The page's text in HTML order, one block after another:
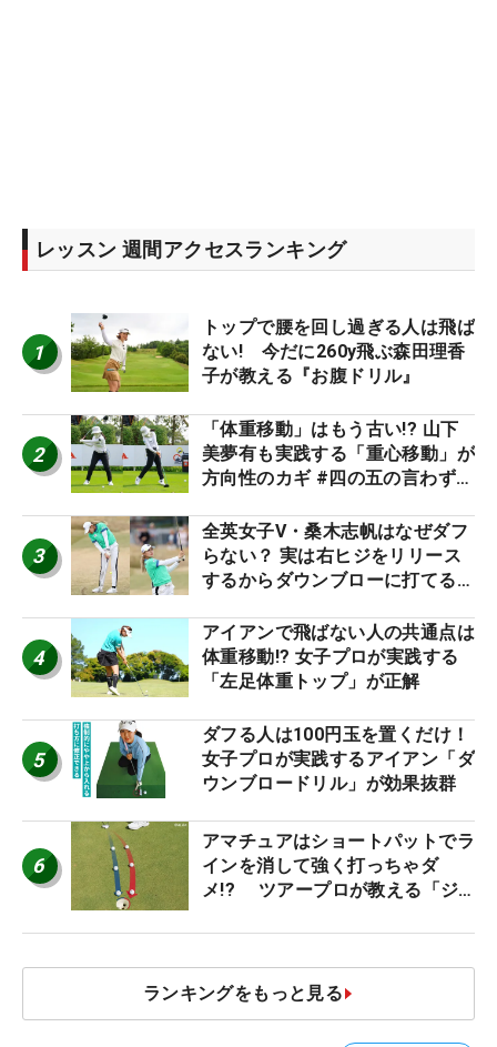
レッスン 週間アクセスランキング
1
トップで腰を回し過ぎる人は飛ば
ない! 今だに260y飛ぶ森田理香
子が教える『お腹ドリル』
2
「体重移動」はもう古い!? 山下
美夢有も実践する「重心移動」が
方向性のカギ #四の五の言わず振
3
全英女子V・桑木志帆はなぜダフ
らない？ 実は右ヒジをリリース
するからダウンブローに打てる #
4
アイアンで飛ばない人の共通点は
体重移動!? 女子プロが実践する
「左足体重トップ」が正解
5
ダフる人は100円玉を置くだけ！
女子プロが実践するアイアン「ダ
ウンブロードリル」が効果抜群
6
アマチュアはショートパットでラ
インを消して強く打っちゃダ
メ!? ツアープロが教える「ジ
減するワケ
ランキングをもっと見る